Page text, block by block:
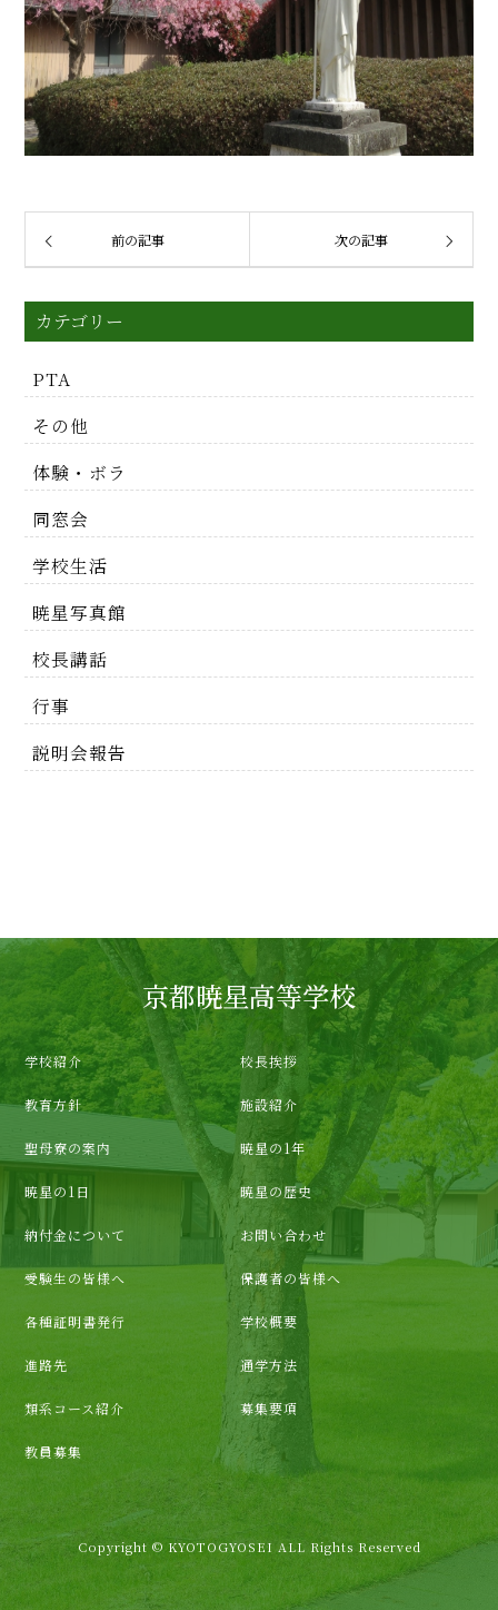
前の記事 次の記事
カテゴリー
PTA
その他
体験・ボラ
同窓会
学校生活
暁星写真館
校長講話
行事
説明会報告
京都暁星高等学校
学校紹介 校長挨拶
教育方針 施設紹介
聖母寮の案内 暁星の1年
暁星の1日 暁星の歴史
納付金について お問い合わせ
受験生の皆様へ 保護者の皆様へ
各種証明書発行 学校概要
進路先 通学方法
類系コース紹介 募集要項
教員募集
Copyright © KYOTOGYOSEI ALL Rights Reserved
Instagram